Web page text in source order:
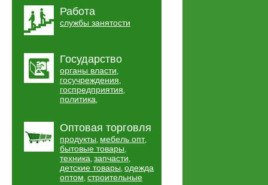
Работа
службы занятости
Государство
органы власти,
госучреждения,
госпредприятия,
политика,
Оптовая торговля
продукты, мебель опт,
бытовые товары,
техника, запчасти,
детские товары, одежда
оптом, строительные